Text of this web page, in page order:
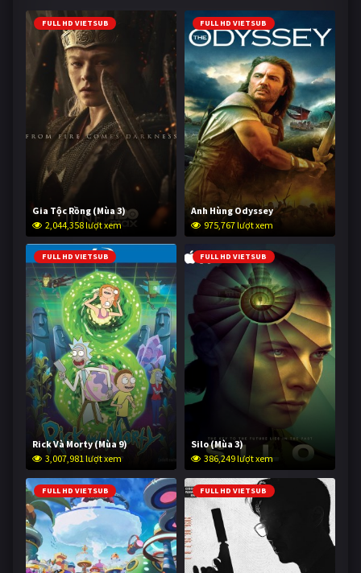
FULL HD VIETSUB
Gia Tộc Rồng (Mùa 3)
2,044,358 lượt xem
FULL HD VIETSUB
Anh Hùng Odyssey
975,767 lượt xem
FULL HD VIETSUB
Rick Và Morty (Mùa 9)
3,007,981 lượt xem
FULL HD VIETSUB
Silo (Mùa 3)
386,249 lượt xem
FULL HD VIETSUB FULL HD VIETSUB